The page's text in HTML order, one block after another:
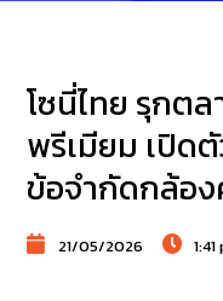
โซนี่ไทย รุกต
พรีเมียม เปิด
ข้อจำกัดกล้อง
21/05/2026